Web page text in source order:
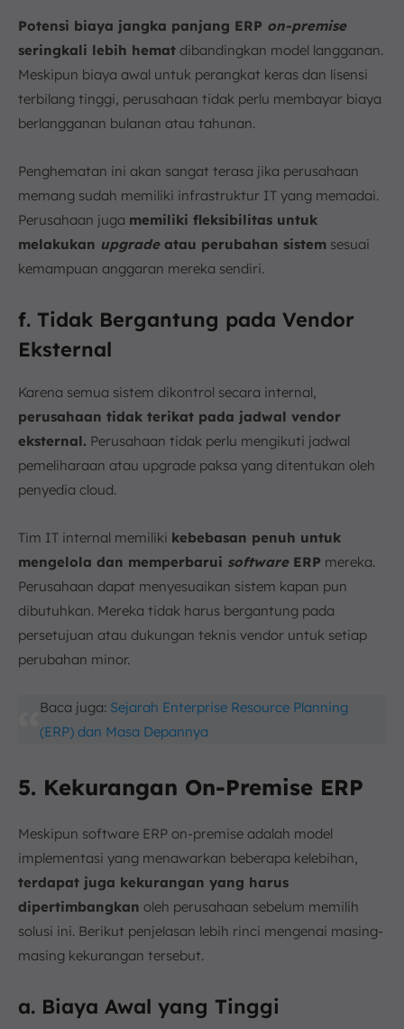
Potensi biaya jangka panjang ERP on-premise
seringkali lebih hemat dibandingkan model langganan.
Meskipun biaya awal untuk perangkat keras dan lisensi
terbilang tinggi, perusahaan tidak perlu membayar biaya
berlangganan bulanan atau tahunan.
Penghematan ini akan sangat terasa jika perusahaan
memang sudah memiliki infrastruktur IT yang memadai.
Perusahaan juga memiliki fleksibilitas untuk
melakukan upgradeatau perubahan sistem sesuai
kemampuan anggaran mereka sendiri.
f. Tidak Bergantung pada Vendor
Eksternal
Karena semua sistem dikontrol secara internal,
perusahaan tidak terikat pada jadwal vendor
eksternal. Perusahaan tidak perlu mengikuti jadwal
pemeliharaan atau upgrade paksa yang ditentukan oleh
penyedia cloud.
Tim IT internal memiliki kebebasan penuh untuk
mengelola dan memperbarui softwareERP mereka.
Perusahaan dapat menyesuaikan sistem kapan pun
dibutuhkan. Mereka tidak harus bergantung pada
persetujuan atau dukungan teknis vendor untuk setiap
perubahan minor.
Baca juga: Sejarah Enterprise Resource Planning
(ERP) dan Masa Depannya
5. Kekurangan On-Premise ERP
Meskipun software ERP on-premise adalah model
implementasi yang menawarkan beberapa kelebihan,
terdapat juga kekurangan yang harus
dipertimbangkan oleh perusahaan sebelum memilih
solusi ini. Berikut penjelasan lebih rinci mengenai masing-
masing kekurangan tersebut.
a. Biaya Awal yang Tinggi